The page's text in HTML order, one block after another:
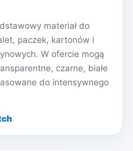
materiał do
paczek, kartonów i
W ofercie mogą
czarne, białe
do intensywnego